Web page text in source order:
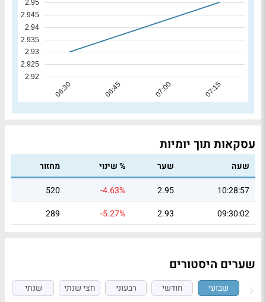
עסקאות תוך יומיות
שעה שער % שינוי
מחזור
10:28:57
2.95
-4.63%
520
09:30:02
2.93
-5.27%
289
שערים היסטורים
שבועי חודשי רבעוני חצי שנתי שנתי